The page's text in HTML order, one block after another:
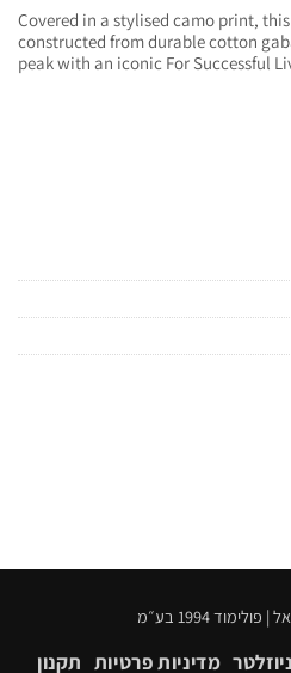
Covered in a stylised camo print,
constructed from durable cotton
peak with an iconic For Successful
ניוזלטר מדיניות פרטיות תקנון